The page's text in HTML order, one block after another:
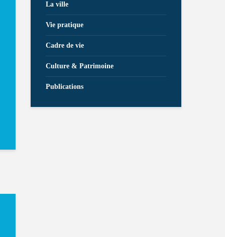
La ville
Vie pratique
Cadre de vie
Culture & Patrimoine
Publications